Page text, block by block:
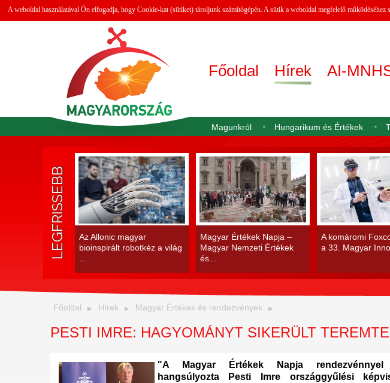
A weboldal használatával Ön elfogadja, hogy Cookie-kat (sütiket) tároljunk számítógépén. A sütik a weboldal megfelelő működéséhez
Főoldal Hírek AI-
Magunkról Hungarikum és Értékek
LEGFRISSEBB
Az Allonic magyar
bioinspirált robotkéz a világ
Magyar Értékek Napja –
Magyar Nemzeti Értékek
és...
A komáromi
a 33. Magyar
Főoldal Hírek Magyar Értékek és rendezvények
PESTI IMRE: HAGYOMÁNYT SIKERÜLT
"A Magyar Értékek Napja
hangsúlyozta Pesti Imre országgyűlési